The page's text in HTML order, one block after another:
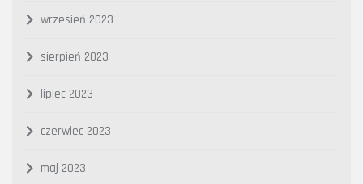
wrzesień 2023
sierpień 2023
lipiec 2023
czerwiec 2023
maj 2023